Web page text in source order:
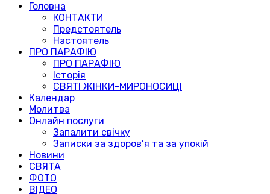
Головна
КОНТАКТИ
Предстоятель
Настоятель
ПРО ПАРАФІЮ
ПРО ПАРАФІЮ
Історія
СВЯТІ ЖІНКИ-МИРОНОСИЦІ
Календар
Молитва
Онлайн послуги
Запалити свічку
Записки за здоров’я та за упокій
Новини
СВЯТА
ФОТО
ВІДЕО